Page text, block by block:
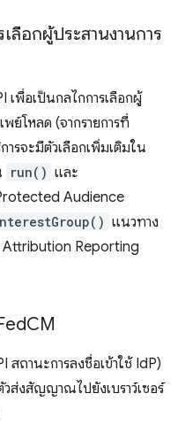
ลือกผู้ประสานงานการ
พื่อเป็นกลไกการเลือกผู้
พย์โหลด (จากรายการที่
รจะมีตัวเลือกเพิ่มเติมใน
run() และ
Audience
แนวทาง
Reporting
CM
สถานะการลงชื่อเข้าใช้ IdP)
ส่งสัญญาณไปยังเบราว์เซอร์